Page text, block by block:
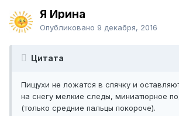
Я Ирина
Опубликовано 9 декабря, 2016
Цитата
Пищухи не ложатся в спячку и
на снегу мелкие следы, миниатюрное
(только средние пальцы покороче).